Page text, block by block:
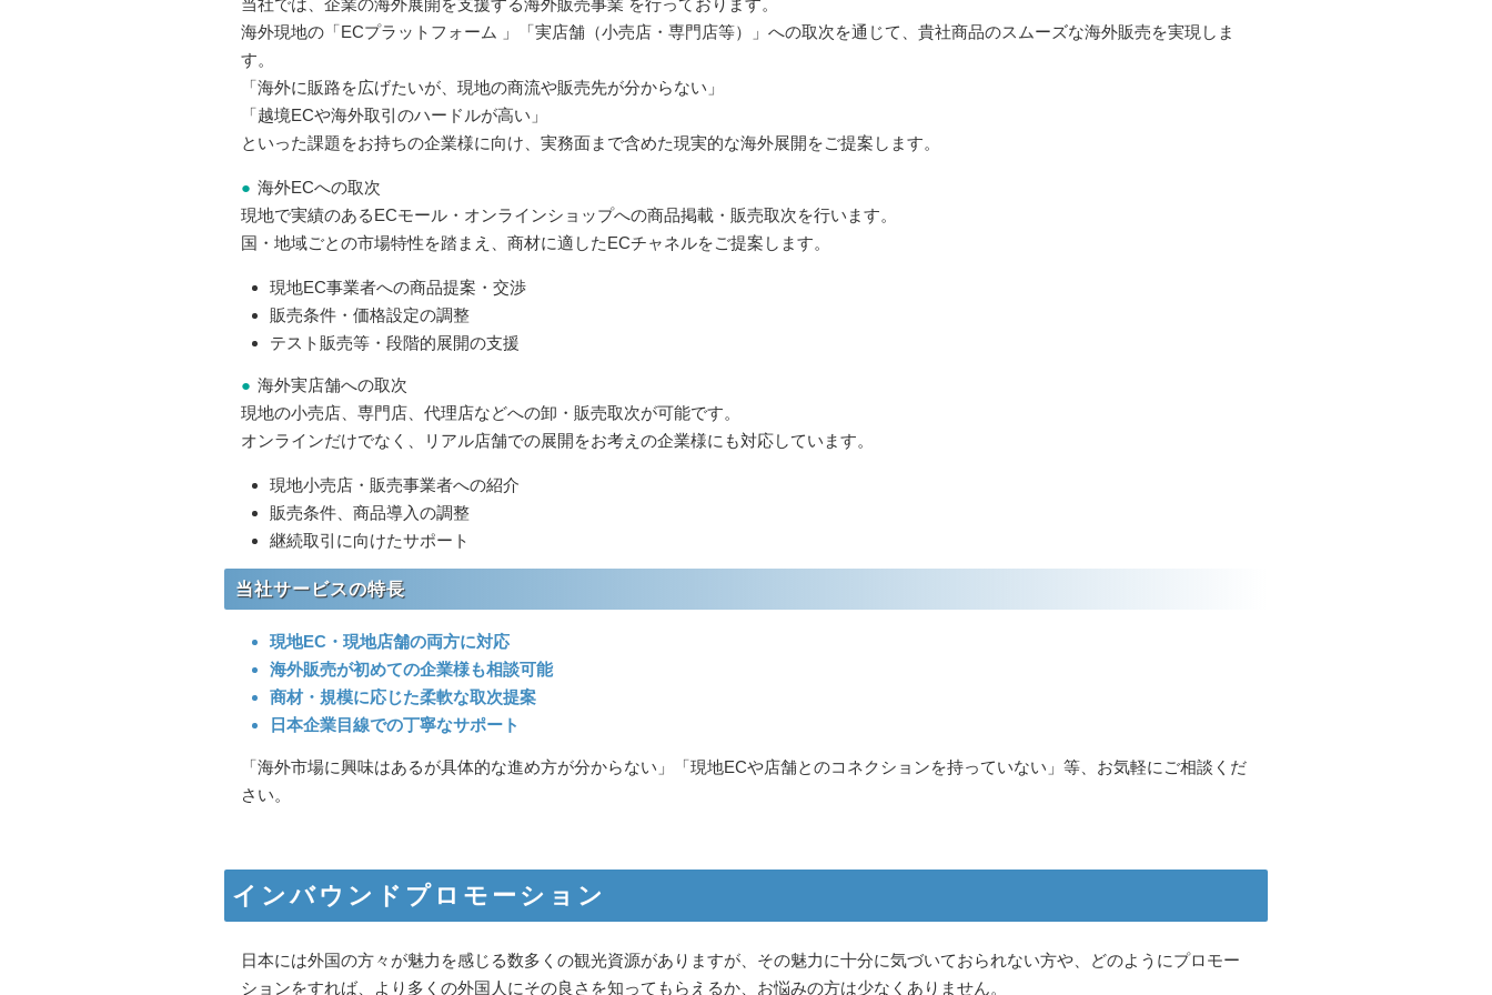
当社では、企業の海外展開を支援する海外販売事業 を行っております。
海外現地の「ECプラットフォーム 」「実店舗（小売店・専門店等）」への取次を通じて、貴社商品のスムーズな海外販売を実現しま
す。
「海外に販路を広げたいが、現地の商流や販売先が分からない」
「越境ECや海外取引のハードルが高い」
といった課題をお持ちの企業様に向け、実務面まで含めた現実的な海外展開をご提案します。
海外ECへの取次
現地で実績のあるECモール・オンラインショップへの商品掲載・販売取次を行います。
国・地域ごとの市場特性を踏まえ、商材に適したECチャネルをご提案します。
現地EC事業者への商品提案・交渉
販売条件・価格設定の調整
テスト販売等・段階的展開の支援
海外実店舗への取次
現地の小売店、専門店、代理店などへの卸・販売取次が可能です。
オンラインだけでなく、リアル店舗での展開をお考えの企業様にも対応しています。
現地小売店・販売事業者への紹介
販売条件、商品導入の調整
継続取引に向けたサポート
当社サービスの特長
現地EC・現地店舗の両方に対応
海外販売が初めての企業様も相談可能
商材・規模に応じた柔軟な取次提案
日本企業目線での丁寧なサポート
「海外市場に興味はあるが具体的な進め方が分からない」「現地ECや店舗とのコネクションを持っていない」等、お気軽にご相談くだ
さい。
インバウンドプロモーション
日本には外国の方々が魅力を感じる数多くの観光資源がありますが、その魅力に十分に気づいておられない方や、どのようにプロモー
ションをすれば、より多くの外国人にその良さを知ってもらえるか、お悩みの方は少なくありません。